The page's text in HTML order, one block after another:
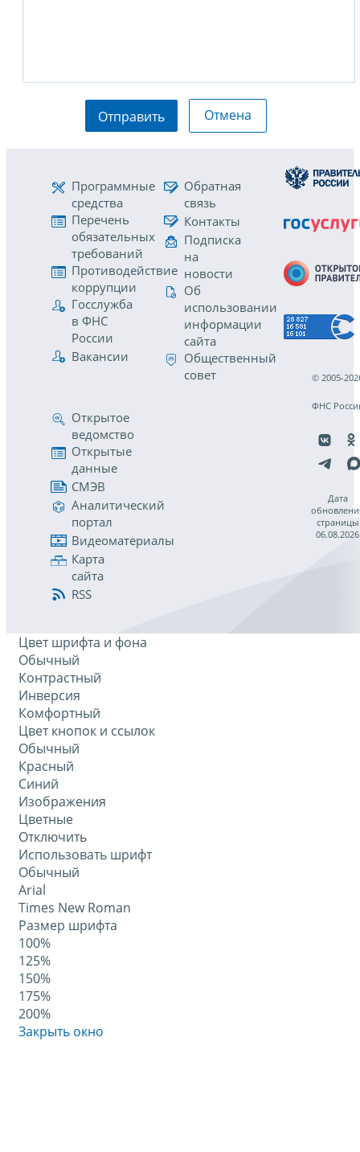
Отправить Отмена
Программные
средства
Перечень
обязательных
требований
Противодействие
коррупции
Госслужба
в ФНС
России
Вакансии
Обратная
связь
Контакты
Подписка
на
новости
Об
использовании
информации
сайта
Общественный
совет
Открытое
ведомство
Открытые
данные
СМЭВ
Аналитический
портал
Видеоматериалы
Карта
сайта
RSS
© 2005-
ФНС
Дата
страницы
06.08.2026
Цвет шрифта и фона
Обычный
Контрастный
Инверсия
Комфортный
Цвет кнопок и ссылок
Обычный
Красный
Синий
Изображения
Цветные
Отключить
Использовать шрифт
Обычный
Arial
Times New Roman
Размер шрифта
100%
125%
150%
175%
200%
Закрыть окно